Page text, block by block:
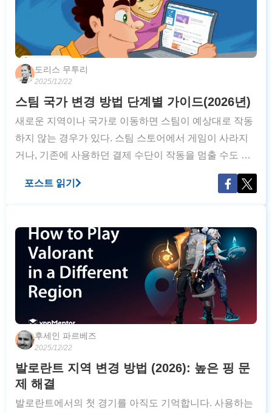
도리스 무투리
2025/12/22
스팀 국가 변경 방법 단계별 가이드(2026년)
새로운 지역이나 국가로 이동하면 스팀이 예상대로 작동
하지 않는 경우가 있다. 스팀 스토어에서 게임이 사라지
거나, 기존에 사용하던 결제 수단이 작동을 멈출 수도 있
다. 스팀의 지역 제한은 라이선스 관리를 위해 고안되었
지만, 종종 불필요한 번거로움을 유발한다. 스팀의 지역
포스트 읽기
후세인 파르베즈
2025/12/22
발로란트 지역 변경 방법 (2026): 높은 핑 문
제 해결
발로란트에서의 첫 경기를 아직도 기억합니다. 사용하는